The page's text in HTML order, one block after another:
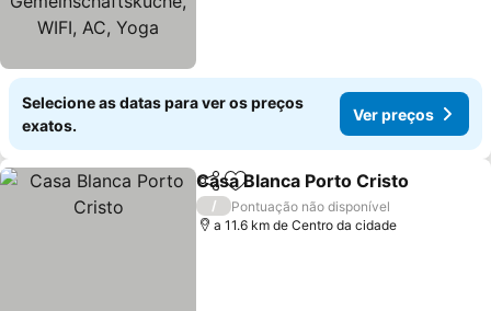
Selecione as datas para ver os preços
exatos.
Ver preços
PartilharAdicionar aos favoritos
Casa Blanca Porto Cristo
/
Pontuação não disponível
a 11.6 km de Centro da cidade